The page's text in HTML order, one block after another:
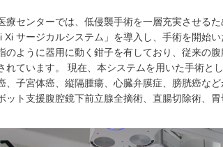
療センターでは、低侵襲手術を一層充実させる
Xi サージカルシステム」を導入し、手術を開始
のように器用に動く鉗子を有しており、従来の
れています。 現在、本システムを用いた手術と
、子宮体癌、縦隔腫瘍、心臓弁膜症、膀胱癌な
ット支援腹腔鏡下前立腺全摘術、直腸切除術、